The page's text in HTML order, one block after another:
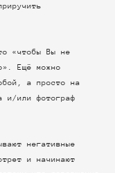
«чтобы Вы не
Ещё можно
а просто на
и/или фотограф
негативные
и начинают